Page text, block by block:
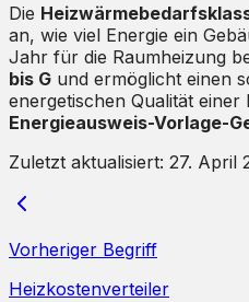
Die
an, wie viel Energie ein
Jahr für die Raumheizung
bis G und ermöglicht einen
energetischen Qualität einer
Energieausweis-Vorlage-
Zuletzt aktualisiert: 27. April
Vorheriger Begriff
Heizkostenverteiler